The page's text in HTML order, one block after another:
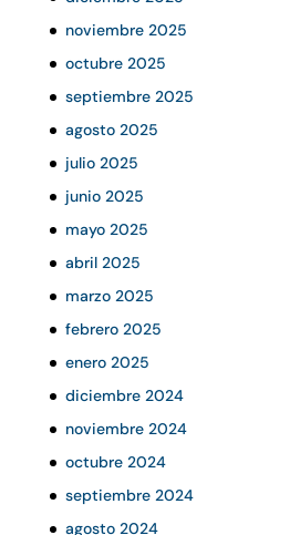
noviembre 2025
octubre 2025
septiembre 2025
agosto 2025
julio 2025
junio 2025
mayo 2025
abril 2025
marzo 2025
febrero 2025
enero 2025
diciembre 2024
noviembre 2024
octubre 2024
septiembre 2024
agosto 2024